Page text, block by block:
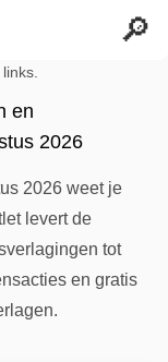
en
2026
2026 weet je
levert de
tot
en gratis